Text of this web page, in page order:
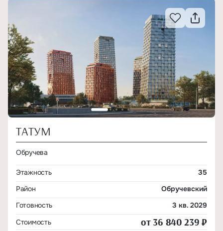
ТАТУМ
Обручева
Этажность
35
Район
Обручевский
Готовность
3 кв. 2029
Стоимость
от 36 840 239 ₽